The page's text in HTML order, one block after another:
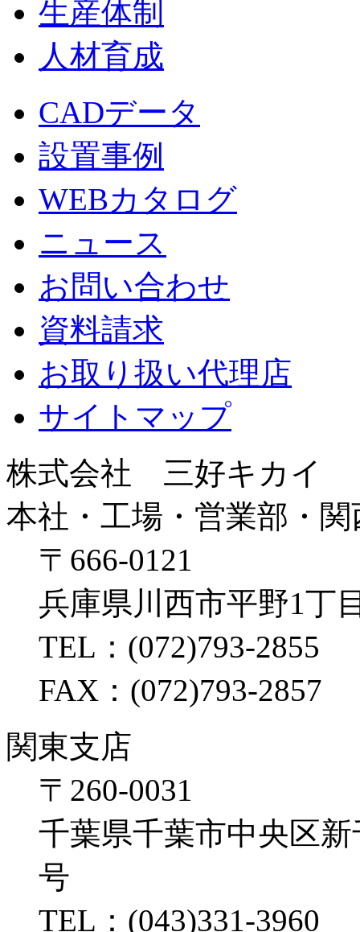
生産体制
人材育成
CADデータ
設置事例
WEBカタログ
ニュース
お問い合わせ
資料請求
お取り扱い代理店
サイトマップ
株式会社 三好キカイ
本社・工場・営業部・関
〒666-0121
兵庫県川西市平野1丁
TEL：(072)793-2855
FAX：(072)793-2857
関東支店
〒260-0031
千葉県千葉市中央区
号
TEL：(043)331-3960